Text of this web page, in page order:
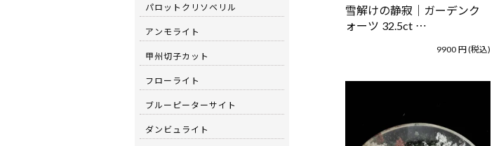
雪解けの静寂｜ガーデンク
ォーツ 32.5ct …
9900円(税込)
パロットクリソベリル
アンモライト
甲州切子カット
フローライト
ブルーピーターサイト
ダンビュライト